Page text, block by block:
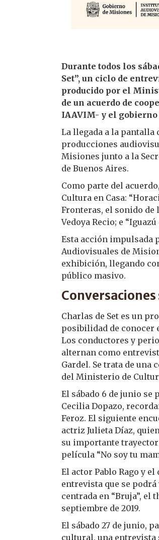
Durante todos los
Set”, un ciclo de
producido por el
de un acuerdo de
IAAVIM- y el gobierno
La llegada a la
producciones
Misiones junto a la
de Buenos Aires.
Como parte del
Cultura en Casa:
Fronteras, el sonido de
Vedoya Recio; e
Esta acción impulsada
Audiovisuales de
exhibición, llegando
público masivo.
Charlas de Set es un
posibilidad de conocer
Los conductores y
alternan como
Gardel. Se trata de una
del Ministerio de
El sábado 6 de junio
Cecilia Dopazo,
Feroz. El siguiente
actriz Julieta Díaz,
su importante
película “No soy tu
El actor Pablo Rago y
entrevista que se podrá
centrada en “Bruja”,
septiembre de 2019.
El sábado 27 de junio,
cultural, una entrevista